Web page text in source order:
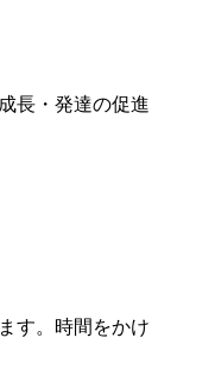
長・発達の促進
す。時間をかけ